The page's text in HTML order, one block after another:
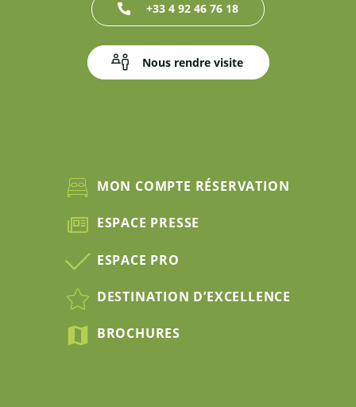
+33 4 92 46 76 18
Nous rendre visite
MON COMPTE RÉSERVATION
ESPACE PRESSE
ESPACE PRO
DESTINATION D’EXCELLENCE
BROCHURES